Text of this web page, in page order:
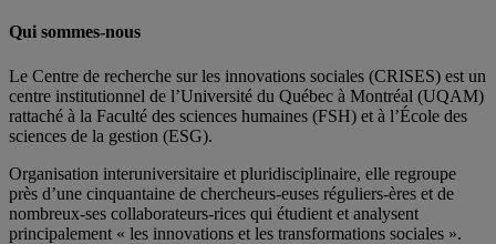
Qui sommes-nous
Le Centre de recherche sur les innovations sociales (CRISES) est un
centre institutionnel de l’Université du Québec à Montréal (UQAM)
rattaché à la Faculté des sciences humaines (FSH) et à l’École des
sciences de la gestion (ESG).
Organisation interuniversitaire et pluridisciplinaire, elle regroupe
près d’une cinquantaine de chercheurs-euses réguliers-ères et de
nombreux-ses collaborateurs-rices qui étudient et analysent
principalement « les innovations et les transformations sociales ».